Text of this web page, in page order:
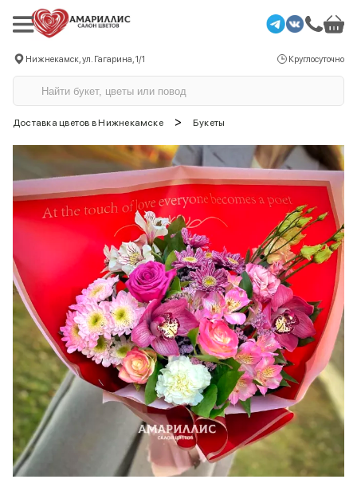
Нижнекамск, ул. Гагарина, 1/1 Круглосуточно
Доставка цветов в Нижнекамске > Букеты